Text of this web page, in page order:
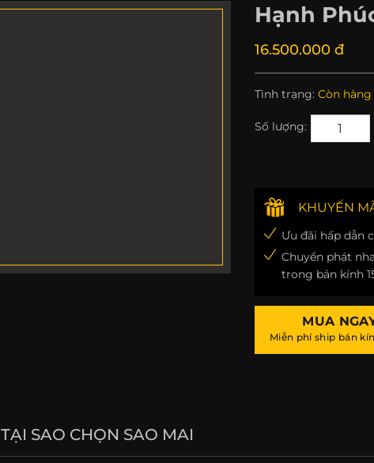
Hạnh
16.500.000 đ
Tình trạng: Còn hàng
Số lượng:
KHUYẾN
Ưu đãi hấp dẫn
Chuyển phát
trong bán kính
MUA
Miễn phí ship bán
TẠI SAO CHỌN SAO MAI